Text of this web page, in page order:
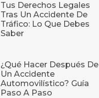
Tus Derechos Legales
Tras Un Accidente De
Tráfico: Lo Que Debes
Saber
¿Qué Hacer Después De
Un Accidente
Automovilístico? Guía
Paso A Paso